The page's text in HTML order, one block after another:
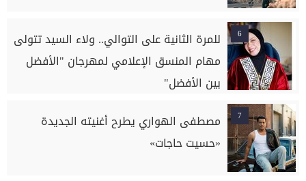
6
للمرة الثانية على التوالي.. ولاء السيد تتولى
مهام المنسق الإعلامي لمهرجان "الأفضل
بين الأفضل"
7
مصطفى الهواري يطرح أغنيته الجديدة
«حسيت حاجات»